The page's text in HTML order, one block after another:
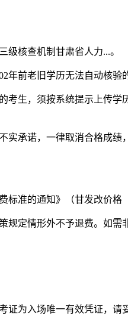
核查机制甘肃省人力...。
前老旧学历无法自动核验
生，须按系统提示上传
承诺，一律取消合格成
准的通知》（甘发改价格
定情形外不予退费。如
为入场唯一有效凭证，请